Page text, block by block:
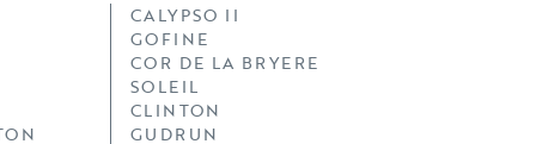
CALYPSO II
GOFINE
COR DE LA BRYERE
SOLEIL
CLINTON
GUDRUN